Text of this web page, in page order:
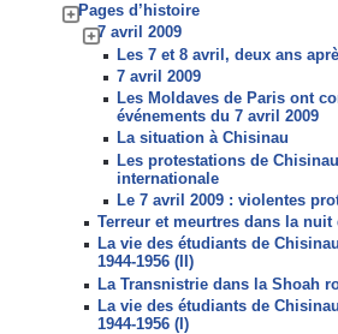
Pages d’histoire
7 avril 2009
Les 7 et 8 avril, deux ans
7 avril 2009
Les Moldaves de Paris ont
événements du 7 avril 2009
La situation à Chisinau
Les protestations de
internationale
Le 7 avril 2009 : violentes
Terreur et meurtres dans la
La vie des étudiants de
1944-1956 (II)
La Transnistrie dans la Shoah
La vie des étudiants de
1944-1956 (I)